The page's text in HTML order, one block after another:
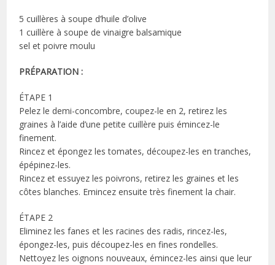
5 cuillères à soupe d’huile d’olive
1 cuillère à soupe de vinaigre balsamique
sel et poivre moulu
PRÉPARATION :
ÉTAPE 1
Pelez le demi-concombre, coupez-le en 2, retirez les
graines à l’aide d’une petite cuillère puis émincez-le
finement.
Rincez et épongez les tomates, découpez-les en tranches,
épépinez-les.
Rincez et essuyez les poivrons, retirez les graines et les
côtes blanches. Emincez ensuite très finement la chair.
ÉTAPE 2
Eliminez les fanes et les racines des radis, rincez-les,
épongez-les, puis découpez-les en fines rondelles.
Nettoyez les oignons nouveaux, émincez-les ainsi que leur